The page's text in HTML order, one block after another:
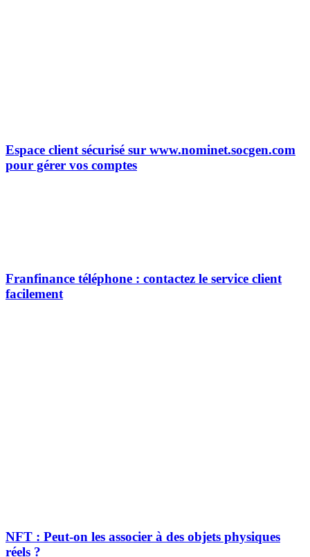
Espace client sécurisé sur www.nominet.socgen.com
pour gérer vos comptes
Franfinance téléphone : contactez le service client
facilement
NFT : Peut-on les associer à des objets physiques
réels ?